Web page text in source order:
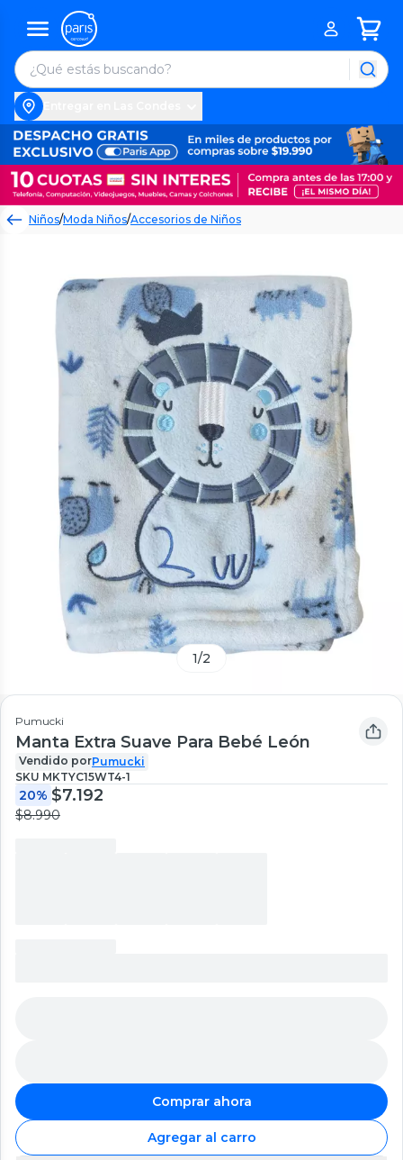
Niños/Moda Niños/Accesorios de Niños
1/2
Pumucki
Manta Extra Suave Para Bebé León
Vendido porPumucki
SKU MKTYC15WT4-1
20% $7.192
$8.990
Comprar ahora
Agregar al carro